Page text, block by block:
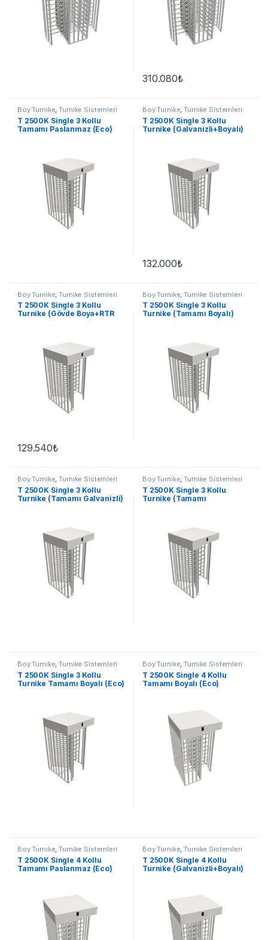
310.080₺
Boy Turnike,Turnike Sistemleri
T 2500K Single 3 Kollu
Tamamı Paslanmaz (Eco)
Boy Turnike,Turnike Sistemleri
T 2500K Single 3 Kollu
Turnike (Galvanizli+Boyalı)
132.000₺
Boy Turnike ,Turnike Sistemleri
T 2500K Single 3 Kollu
Turnike (Gövde Boya+RTR
129.540₺
Boy Turnike ,Turnike Sistemleri
T 2500K Single 3 Kollu
Turnike (Tamamı Boyalı)
Boy Turnike,Turnike Sistemleri
T 2500K Single 3 Kollu
Turnike (Tamamı Galvanizli)
Boy Turnike,Turnike Sistemleri
T 2500K Single 3 Kollu
Turnike (Tamamı
Boy Turnike,Turnike Sistemleri
T 2500K Single 3 Kollu
Turnike Tamamı Boyalı (Eco)
Boy Turnike,Turnike Sistemleri
T 2500K Single 4 Kollu
Tamamı Boyalı (Eco)
Boy Turnike,Turnike Sistemleri
T 2500K Single 4 Kollu
Tamamı Paslanmaz (Eco)
Boy Turnike,Turnike Sistemleri
T 2500K Single 4 Kollu
Turnike (Galvanizli+Boyalı)